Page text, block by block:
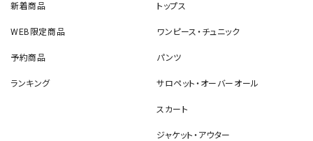
新着商品
WEB限定商品
予約商品
ランキング
トップス
ワンピース・チュニック
パンツ
サロペット・オーバーオール
スカート
ジャケット・アウター